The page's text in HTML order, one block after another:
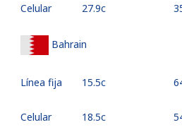
Celular ⁦27.9c⁩
Bahrain
Línea fija ⁦15.5c⁩
Celular ⁦18.5c⁩